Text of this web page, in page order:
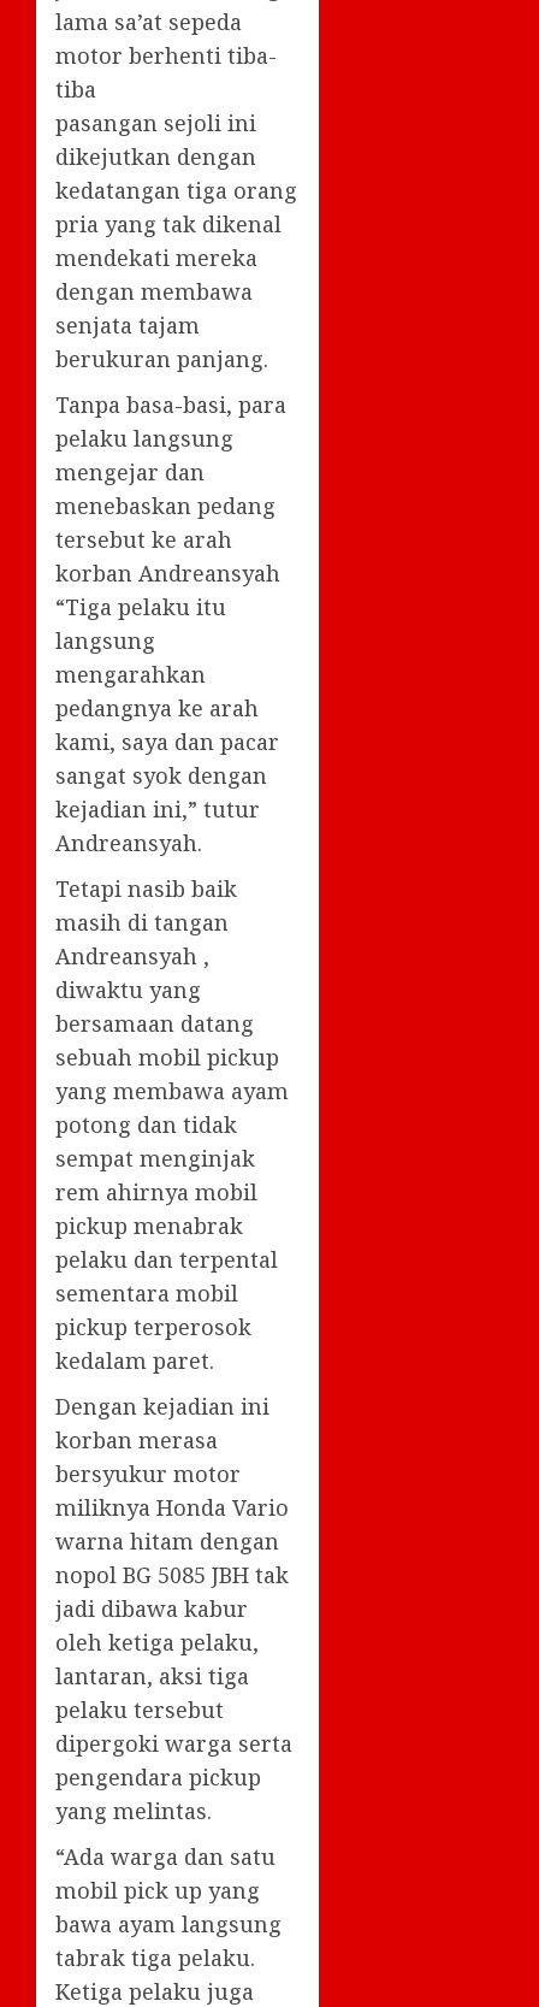
lama sa’at sepeda
motor berhenti tiba-
tiba
pasangan sejoli ini
dikejutkan dengan
kedatangan tiga orang
pria yang tak dikenal
mendekati mereka
dengan membawa
senjata tajam
berukuran panjang.
Tanpa basa-basi, para
pelaku langsung
mengejar dan
menebaskan pedang
tersebut ke arah
korban Andreansyah
“Tiga pelaku itu
langsung
mengarahkan
pedangnya ke arah
kami, saya dan pacar
sangat syok dengan
kejadian ini,” tutur
Andreansyah.
Tetapi nasib baik
masih di tangan
Andreansyah ,
diwaktu yang
bersamaan datang
sebuah mobil pickup
yang membawa ayam
potong dan tidak
sempat menginjak
rem ahirnya mobil
pickup menabrak
pelaku dan terpental
sementara mobil
pickup terperosok
kedalam paret.
Dengan kejadian ini
korban merasa
bersyukur motor
miliknya Honda Vario
warna hitam dengan
nopol BG 5085 JBH tak
jadi dibawa kabur
oleh ketiga pelaku,
lantaran, aksi tiga
pelaku tersebut
dipergoki warga serta
pengendara pickup
yang melintas.
“Ada warga dan satu
mobil pick up yang
bawa ayam langsung
tabrak tiga pelaku.
Ketiga pelaku juga